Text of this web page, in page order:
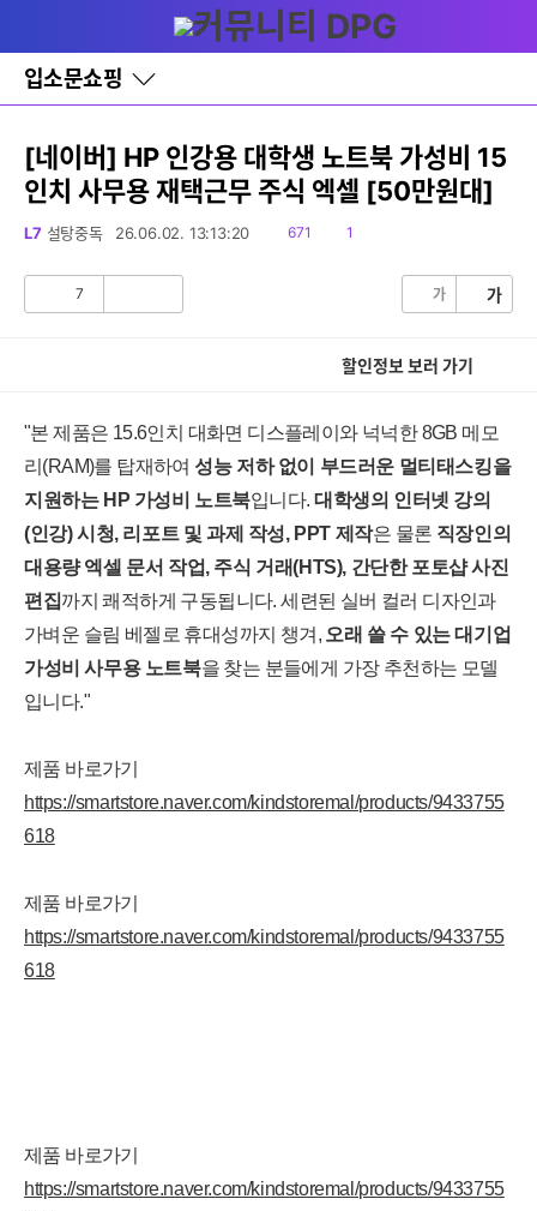
와
홈
입소문쇼핑
바
로
기
레
이
어
창
글
[네이버] HP 인강용 대학생 노트북 가성비 15
인치 사무용 재택근무 주식 엑셀 [50만원대]
L7 설탕중독 26.06.02. 13:13:20
읽
671
댓1
7 가 가
할인정보 보러 가기
"본 제품은 15.6인치 대화면 디스플레이와 넉넉한 8GB 메모
리(RAM)를 탑재하여 성능 저하 없이 부드러운 멀티태스킹을
지원하는 HP 가성비 노트북입니다.대학생의 인터넷 강의
(인강) 시청, 리포트 및 과제 작성, PPT 제작은 물론 직장인의
대용량 엑셀 문서 작업, 주식 거래(HTS), 간단한 포토샵 사진
편집까지 쾌적하게 구동됩니다. 세련된 실버 컬러 디자인과
가벼운 슬림 베젤로 휴대성까지 챙겨, 오래 쓸 수 있는 대기업
가성비 사무용 노트북을 찾는 분들에게 가장 추천하는 모델
입니다."
제품 바로가기
https://smartstore.naver.com/kindstoremal/products/9433755
618
제품 바로가기
https://smartstore.naver.com/kindstoremal/products/9433755
618
제품 바로가기
https://smartstore.naver.com/kindstoremal/products/9433755